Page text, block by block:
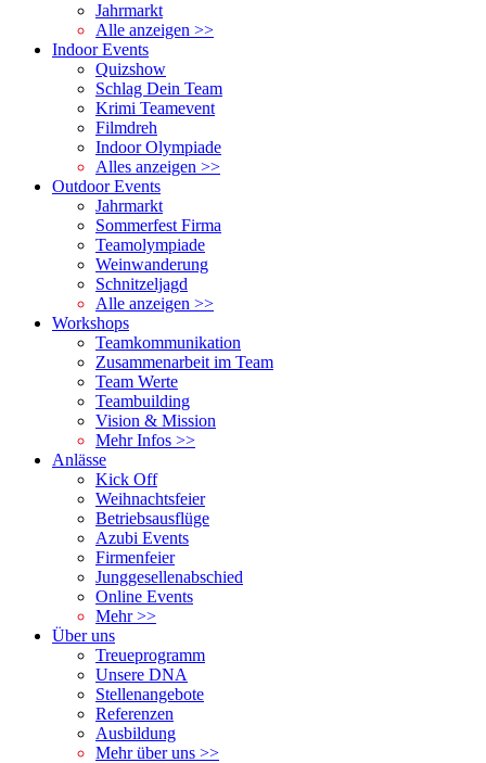
Jahrmarkt
Alle anzeigen >>
Indoor Events
Quizshow
Schlag Dein Team
Krimi Teamevent
Filmdreh
Indoor Olympiade
Alles anzeigen >>
Outdoor Events
Jahrmarkt
Sommerfest Firma
Teamolympiade
Weinwanderung
Schnitzeljagd
Alle anzeigen >>
Workshops
Teamkommunikation
Zusammenarbeit im Team
Team Werte
Teambuilding
Vision & Mission
Mehr Infos >>
Anlässe
Kick Off
Weihnachtsfeier
Betriebsausflüge
Azubi Events
Firmenfeier
Junggesellenabschied
Online Events
Mehr >>
Über uns
Treueprogramm
Unsere DNA
Stellenangebote
Referenzen
Ausbildung
Mehr über uns >>